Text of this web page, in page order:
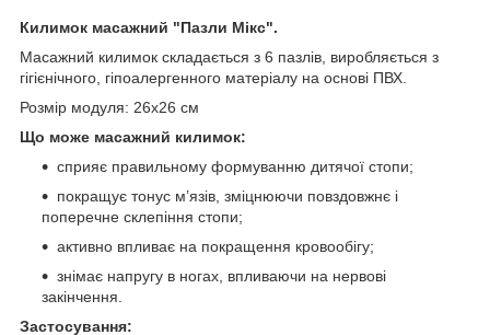
Килимок масажний "Пазли Мікс".
Масажний килимок складається з 6 пазлів, виробляється з
гігієнічного, гіпоалергенного матеріалу на основі ПВХ.
Розмір модуля: 26x26 см
Що може масажний килимок:
сприяє правильному формуванню дитячої стопи;
покращує тонус м’язів, зміцнюючи повздовжнє і
поперечне склепіння стопи;
активно впливає на покращення кровообігу;
знімає напругу в ногах, впливаючи на нервові
закінчення.
Застосування: